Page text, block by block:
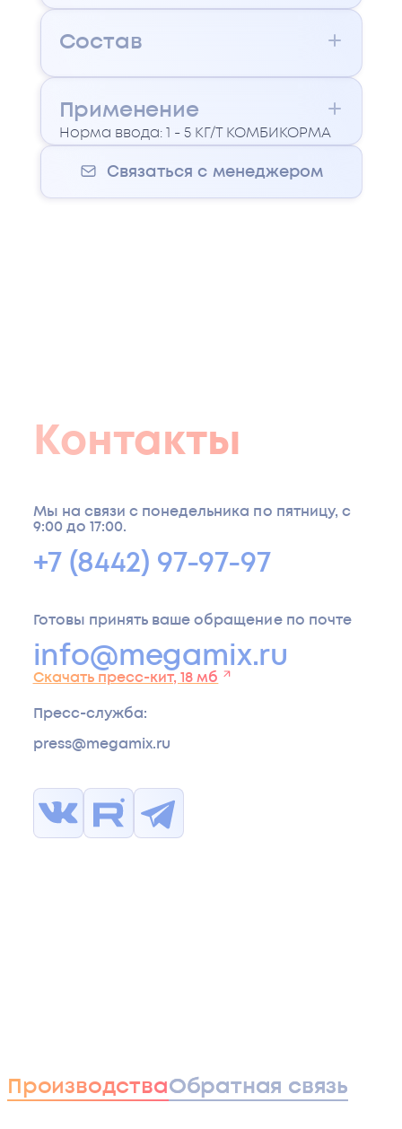
Состав
Применение
Норма ввода: 1 - 5 КГ/Т КОМБИКОРМА
Связаться с менеджером
Контакты
Мы на связи с понедельника по пятницу, с
9:00 до 17:00.
+7 (8442) 97-97-97
Готовы принять ваше обращение по почте
info@megamix.ru
Скачать пресс-кит, 18 мб
Пресс-служба:
press@megamix.ru
ПроизводстваОбратная связь